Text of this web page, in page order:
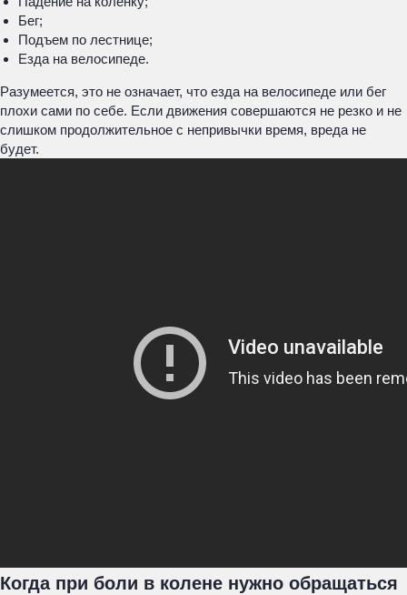
Бег;
Подъем по лестнице;
Езда на велосипеде.
Разумеется, это не означает, что езда на велосипеде или бег
плохи сами по себе. Если движения совершаются не резко и не
слишком продолжительное с непривычки время, вреда не
будет.
Когда при боли в колене нужно обращаться